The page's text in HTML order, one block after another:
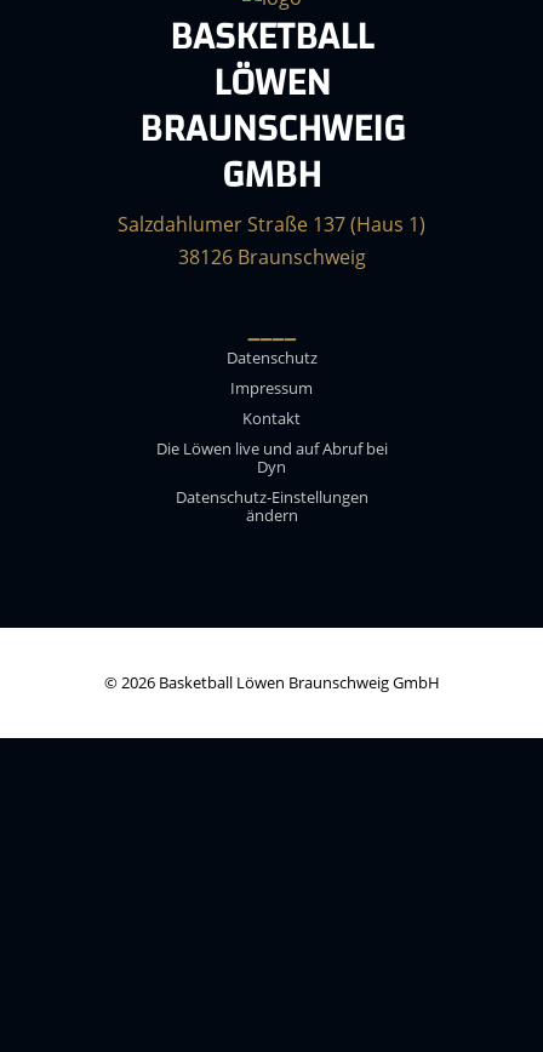
BASKETBALL
LÖWEN
BRAUNSCHWEIG
GMBH
Salzdahlumer Straße 137 (Haus 1)
38126 Braunschweig
____
Datenschutz
Impressum
Kontakt
Die Löwen live und auf Abruf bei
Dyn
Datenschutz-Einstellungen
ändern
© 2026 Basketball Löwen Braunschweig GmbH